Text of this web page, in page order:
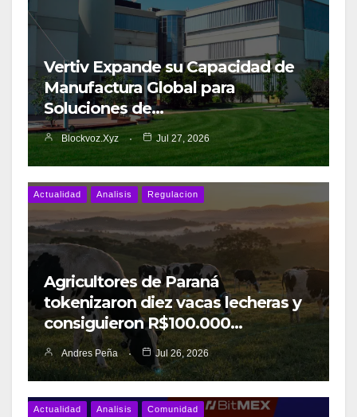
Vertiv Expande su Capacidad de
Manufactura Global para
Soluciones de…
Blockvoz.xyz Jul 27, 2026
Actualidad Analisis Regulacion
Agricultores de Paraná
tokenizaron diez vacas lecheras y
consiguieron R$100.000…
Andres Peña Jul 26, 2026
Actualidad Analisis Comunidad